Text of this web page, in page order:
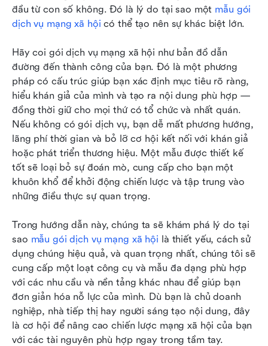
đầu từ con số không. Đó là lý do tại sao một mẫu gói
dịch vụ mạng xã hội có thể tạo nên sự khác biệt lớn.
Hãy coi gói dịch vụ mạng xã hội như bản đồ dẫn
đường đến thành công của bạn. Đó là một phương
pháp có cấu trúc giúp bạn xác định mục tiêu rõ ràng,
hiểu khán giả của mình và tạo ra nội dung phù hợp —
đồng thời giữ cho mọi thứ có tổ chức và nhất quán.
Nếu không có gói dịch vụ, bạn dễ mất phương hướng,
lãng phí thời gian và bỏ lỡ cơ hội kết nối với khán giả
hoặc phát triển thương hiệu. Một mẫu được thiết kế
tốt sẽ loại bỏ sự đoán mò, cung cấp cho bạn một
khuôn khổ để khởi động chiến lược và tập trung vào
những điều thực sự quan trọng.
Trong hướng dẫn này, chúng ta sẽ khám phá lý do tại
sao mẫu gói dịch vụ mạng xã hội là thiết yếu, cách sử
dụng chúng hiệu quả, và quan trọng nhất, chúng tôi sẽ
cung cấp một loạt công cụ và mẫu đa dạng phù hợp
với các nhu cầu và nền tảng khác nhau để giúp bạn
đơn giản hóa nỗ lực của mình. Dù bạn là chủ doanh
nghiệp, nhà tiếp thị hay người sáng tạo nội dung, đây
là cơ hội để nâng cao chiến lược mạng xã hội của bạn
với các tài nguyên phù hợp ngay trong tầm tay.
Mẫu lịch nội dung
Mẫu phân tích và báo cáo
Hướng dẫn từng bước: Cách sử dụng mẫu gói
dịch vụ mạng xã hội
Tiền thưởng: Mẫu nâng cao cho các nhu cầu cụ
thể
Kết luận